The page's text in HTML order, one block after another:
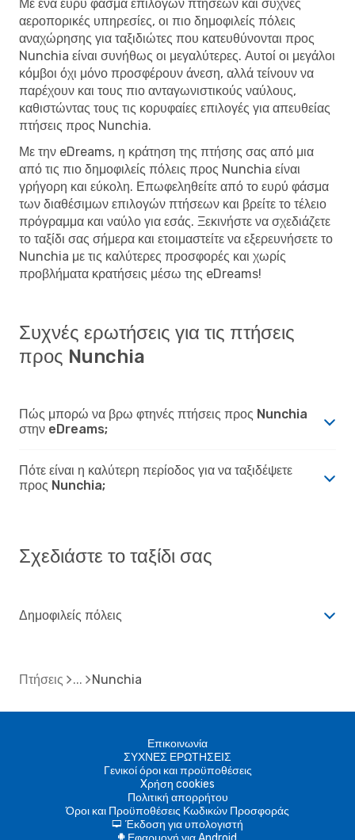
Με ένα ευρύ φάσμα επιλογών πτήσεων και συχνές
αεροπορικές υπηρεσίες, οι πιο δημοφιλείς πόλεις
αναχώρησης για ταξιδιώτες που κατευθύνονται προς
Nunchia είναι συνήθως οι μεγαλύτερες. Αυτοί οι μεγάλοι
κόμβοι όχι μόνο προσφέρουν άνεση, αλλά τείνουν να
παρέχουν και τους πιο ανταγωνιστικούς ναύλους,
καθιστώντας τους τις κορυφαίες επιλογές για απευθείας
πτήσεις προς Nunchia.
Με την eDreams, η κράτηση της πτήσης σας από μια
από τις πιο δημοφιλείς πόλεις προς Nunchia είναι
γρήγορη και εύκολη. Επωφεληθείτε από το ευρύ φάσμα
των διαθέσιμων επιλογών πτήσεων και βρείτε το τέλειο
πρόγραμμα και ναύλο για εσάς. Ξεκινήστε να σχεδιάζετε
το ταξίδι σας σήμερα και ετοιμαστείτε να εξερευνήσετε το
Nunchia με τις καλύτερες προσφορές και χωρίς
προβλήματα κρατήσεις μέσω της eDreams!
Συχνές ερωτήσεις για τις πτήσεις
προς Nunchia
Πώς μπορώ να βρω φτηνές πτήσεις προς Nunchia
στην eDreams;
Πότε είναι η καλύτερη περίοδος για να ταξιδέψετε
προς Nunchia;
Σχεδιάστε το ταξίδι σας
Δημοφιλείς πόλεις
Πτήσεις Nunchia
Επικοινωνία
ΣΥΧΝΕΣ ΕΡΩΤΗΣΕΙΣ
Γενικοί όροι και προϋποθέσεις
Xρήση cookies
Πολιτική απορρήτου
Όροι και Προϋποθέσεις Κωδικών Προσφοράς
d Έκδοση για υπολογιστή